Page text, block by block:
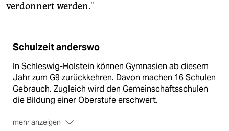
verdonnert werden."
Schulzeit anderswo
In Schleswig-Holstein können Gymnasien ab diesem
Jahr zum G9 zurückkehren. Davon machen 16 Schulen
Gebrauch. Zugleich wird den Gemeinschaftsschulen
die Bildung einer Oberstufe erschwert.
mehr anzeigen